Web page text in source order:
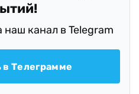
канал в Telegram
в Телеграмме